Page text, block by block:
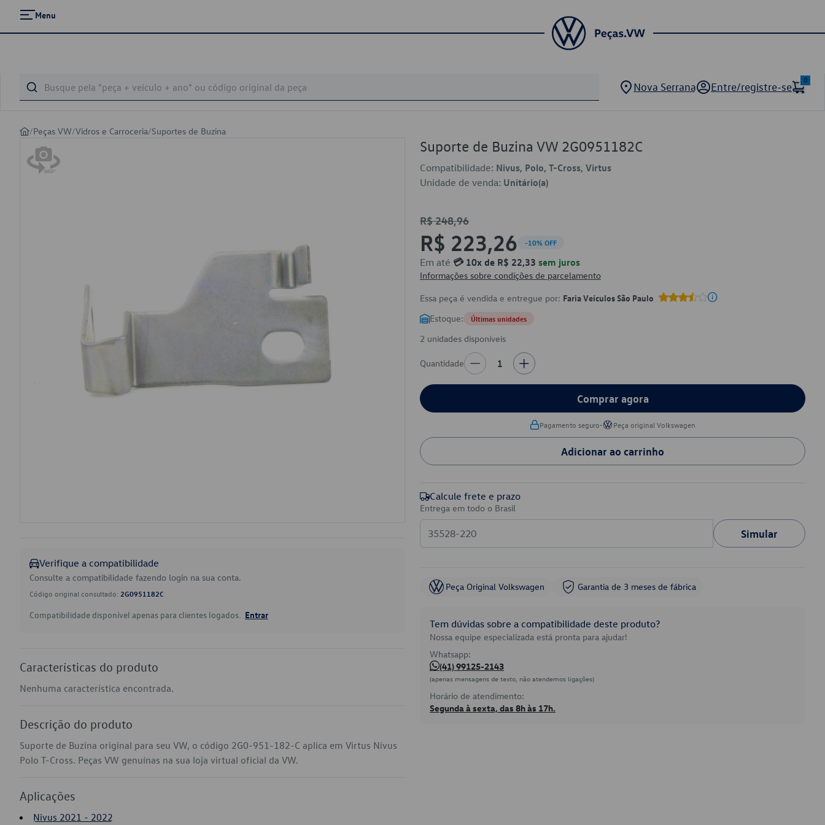
Menu
Nova Serrana Entre/registre-se
0
/Peças VW/Vidros e Carroceria/Suportes de Buzina
Verifique a compatibilidade
Consulte a compatibilidade fazendo login na sua conta.
Código original consultado: 2G0951182C
Compatibilidade disponível apenas para clientes logados. Entrar
Características do produto
Nenhuma característica encontrada.
Descrição do produto
Suporte de Buzina original para seu VW, o código 2G0-951-182-C aplica em Virtus Nivus
Polo T-Cross. Peças VW genuínas na sua loja virtual oficial da VW.
Aplicações
Nivus 2021 - 2022
Suporte de Buzina VW 2G0951182C
Compatibilidade: Nivus, Polo, T-Cross, Virtus
Unidade de venda: Unitário(a)
R$ 248,96
R$ 223,26 -10% OFF
Em até 💳 10x de R$ 22,33 sem juros
Informações sobre condições de parcelamento
Essa peça é vendida e entregue por: Faria Veículos São Paulo
Estoque: Últimas unidades
2 unidades disponíveis
Quantidade 1
Comprar agora
Pagamento seguro• Peça original Volkswagen
Adicionar ao carrinho
Calcule frete e prazo
Entrega em todo o Brasil
Simular
Peça Original Volkswagen Garantia de 3 meses de fábrica
Tem dúvidas sobre a compatibilidade deste produto?
Nossa equipe especializada está pronta para ajudar!
Whatsapp:
(41) 99125-2143
(apenas mensagens de texto, não atendemos ligações)
Horário de atendimento:
Segunda à sexta, das 8h às 17h.